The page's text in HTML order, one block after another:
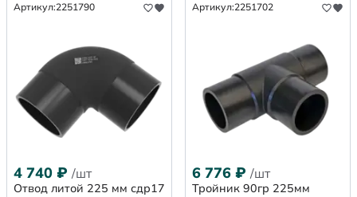
Артикул:2251790
4 740 ₽ /шт
Отвод литой 225 мм сдр17
Артикул:2251702
6 776 ₽ /шт
Тройник 90гр 225мм